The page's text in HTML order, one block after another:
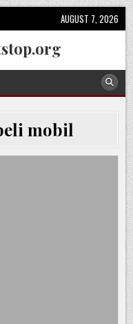
AUGUST 7, 2026
mobil